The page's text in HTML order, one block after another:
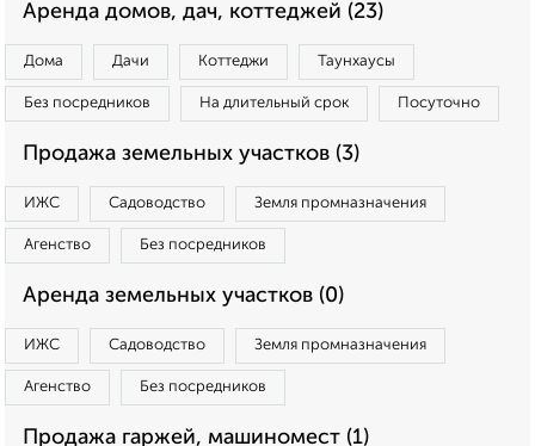
Аренда домов, дач, коттеджей (23)
Дома Дачи Коттеджи Таунхаусы
Без посредников На длительный срок Посуточно
Продажа земельных участков (3)
ИЖС Садоводство Земля промназначения
Агенство Без посредников
Аренда земельных участков (0)
ИЖС Садоводство Земля промназначения
Агенство Без посредников
Продажа гаржей, машиномест (1)